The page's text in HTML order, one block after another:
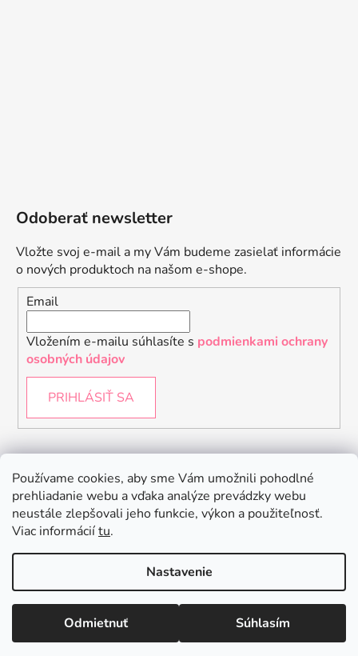
Používame cookies, aby sme Vám umožnili pohodlné
prehliadanie webu a vďaka analýze prevádzky webu
neustále zlepšovali jeho funkcie, výkon a použiteľnosť.
Viac informáciítu.
Nastavenie
Odmietnuť Súhlasím
Odoberať newsletter
Vložte svoj e-mail a my Vám budeme zasielať informácie
o nových produktoch na našom e-shope.
Email
Vložením e-mailu súhlasíte s podmienkami ochrany
osobných údajov
PRIHLÁSIŤ SA
Instagram
Vytvoril Shoptet
Copyright 2026Baby Raptor. Všetky práva vyhradené.